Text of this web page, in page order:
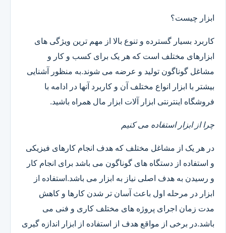
ابزار چیست؟
کاربرد بسیار گسترده و تنوع بالا از مهم ترین ویژگی های
ابزارهای مختلف است که هر یک برای کسب و کار و
مشاغل گوناگون تولید و عرضه می شوند.به منظور آشنایی
بیشتر با ابزار انواع مختلف آن و کاربرد آنها در ادامه با
فروشگاه اینترنتی ابزار آلات ابزار مال همراه باشید.
چرا از ابزار استفاده می کنیم
در هر یک از مشاغل مختلف که هدف انجام کارهای فیزیکی
و استفاده از دستگاه های گوناگون می باشد برای انجام کار
و رسیدن به هدف اصلی نیاز به ابزار می باشد.استفاده از
ابزار در مرحله اول باعث آسان تر شدن کارها و کاهش
مدت زمان اجرای پروژه های مختلف کاری و فنی می
باشد.در برخی از مواقع هدف از استفاده از ابزار اندازه گیری